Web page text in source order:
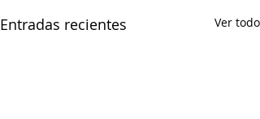
Entradas recientes Ver todo